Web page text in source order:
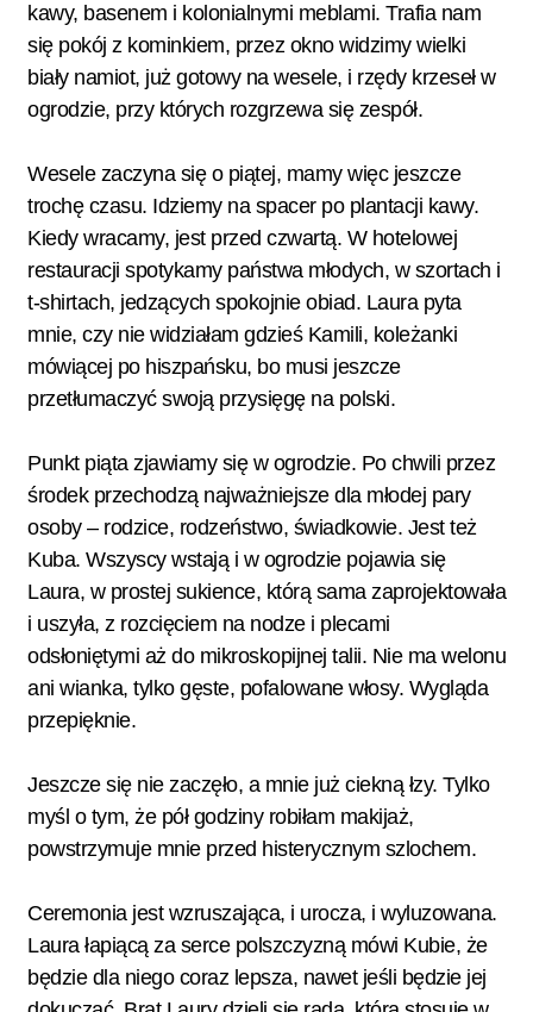
kawy, basenem i kolonialnymi meblami. Trafia nam
się pokój z kominkiem, przez okno widzimy wielki
biały namiot, już gotowy na wesele, i rzędy krzeseł w
ogrodzie, przy których rozgrzewa się zespół.
Wesele zaczyna się o piątej, mamy więc jeszcze
trochę czasu. Idziemy na spacer po plantacji kawy.
Kiedy wracamy, jest przed czwartą. W hotelowej
restauracji spotykamy państwa młodych, w szortach i
t-shirtach, jedzących spokojnie obiad. Laura pyta
mnie, czy nie widziałam gdzieś Kamili, koleżanki
mówiącej po hiszpańsku, bo musi jeszcze
przetłumaczyć swoją przysięgę na polski.
Punkt piąta zjawiamy się w ogrodzie. Po chwili przez
środek przechodzą najważniejsze dla młodej pary
osoby – rodzice, rodzeństwo, świadkowie. Jest też
Kuba. Wszyscy wstają i w ogrodzie pojawia się
Laura, w prostej sukience, którą sama zaprojektowała
i uszyła, z rozcięciem na nodze i plecami
odsłoniętymi aż do mikroskopijnej talii. Nie ma welonu
ani wianka, tylko gęste, pofalowane włosy. Wygląda
przepięknie.
Jeszcze się nie zaczęło, a mnie już ciekną łzy. Tylko
myśl o tym, że pół godziny robiłam makijaż,
powstrzymuje mnie przed histerycznym szlochem.
Ceremonia jest wzruszająca, i urocza, i wyluzowana.
Laura łapiącą za serce polszczyzną mówi Kubie, że
będzie dla niego coraz lepsza, nawet jeśli będzie jej